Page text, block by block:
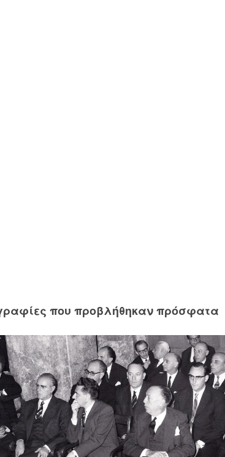
που προβλήθηκαν πρόσφατα